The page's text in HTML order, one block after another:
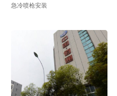
急冷喷枪安装